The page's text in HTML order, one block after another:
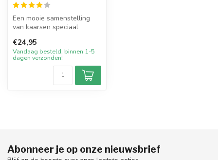
Een mooie samenstelling
van kaarsen speciaal
Samengevoegd op een z...
€24,95
Vandaag besteld, binnen 1-5
dagen verzonden!
Abonneer je op onze nieuwsbrief